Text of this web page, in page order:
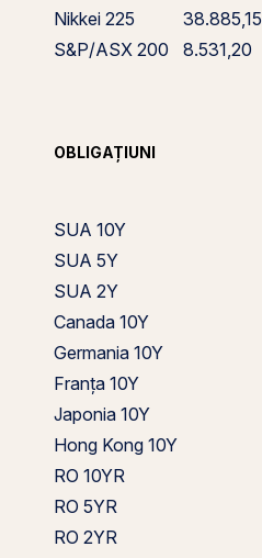
Nikkei 225
38.885,15
S&P/ASX 200
8.531,20
OBLIGAȚIUNI
SUA 10Y
SUA 5Y
SUA 2Y
Canada 10Y
Germania 10Y
Franța 10Y
Japonia 10Y
Hong Kong 10Y
RO 10YR
RO 5YR
RO 2YR